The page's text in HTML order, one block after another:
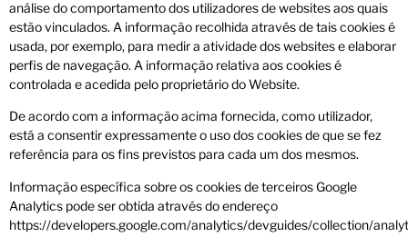
análise do comportamento dos utilizadores de websites aos quais
estão vinculados. A informação recolhida através de tais cookies é
usada, por exemplo, para medir a atividade dos websites e elaborar
perfis de navegação. A informação relativa aos cookies é
controlada e acedida pelo proprietário do Website.
De acordo com a informação acima fornecida, como utilizador,
está a consentir expressamente o uso dos cookies de que se fez
referência para os fins previstos para cada um dos mesmos.
Informação específica sobre os cookies de terceiros Google
Analytics pode ser obtida através do endereço
https://developers.google.com/analytics/devguides/collection/